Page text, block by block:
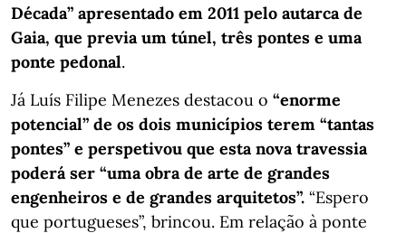
Década” apresentado em 2011 pelo autarca de
Gaia, que previa um túnel, três pontes e uma
ponte pedonal.
Já Luís Filipe Menezes destacou o “enorme
potencial” de os dois municípios terem “tantas
pontes” e perspetivou que esta nova travessia
poderá ser “uma obra de arte de grandes
engenheiros e de grandes arquitetos”. “Espero
que portugueses”, brincou. Em relação à ponte